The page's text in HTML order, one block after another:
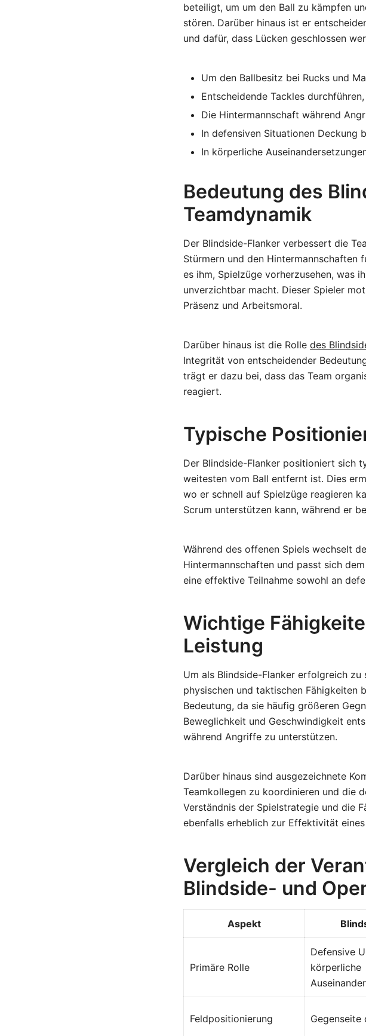
beteiligt, um um den Ball zu kämpfen
stören. Darüber hinaus ist er
und dafür, dass Lücken geschlossen
Um den Ballbesitz bei Rucks und
Entscheidende Tackles
Die Hintermannschaft während
In defensiven Situationen Deckung
In körperliche
Bedeutung des
Teamdynamik
Der Blindside-Flanker verbessert die
Stürmern und den Hintermannschaften
es ihm, Spielzüge vorherzusehen, was
unverzichtbar macht. Dieser Spieler
Präsenz und Arbeitsmoral.
Darüber hinaus ist die Rolle des
Integrität von entscheidender
trägt er dazu bei, dass das Team
reagiert.
Typische
Der Blindside-Flanker positioniert sich
weitesten vom Ball entfernt ist. Dies
wo er schnell auf Spielzüge reagieren
Scrum unterstützen kann, während er
Während des offenen Spiels wechselt
Hintermannschaften und passt sich
eine effektive Teilnahme sowohl an
Wichtige
Leistung
Um als Blindside-Flanker erfolgreich zu
physischen und taktischen Fähigkeiten
Bedeutung, da sie häufig größeren
Beweglichkeit und Geschwindigkeit
während Angriffe zu unterstützen.
Darüber hinaus sind ausgezeichnete
Teamkollegen zu koordinieren und die
Verständnis der Spielstrategie und die
ebenfalls erheblich zur Effektivität
Vergleich der
Blindside- und
Aspekt
Primäre Rolle
Defensive
körperliche
Feldpositionierung Gegenseite